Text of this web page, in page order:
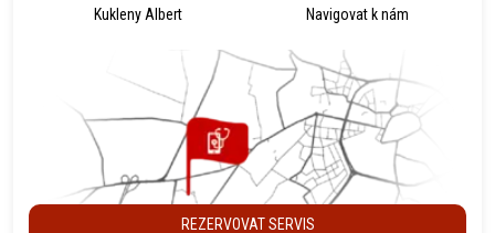
Kukleny Albert Navigovat k nám
REZERVOVAT SERVIS